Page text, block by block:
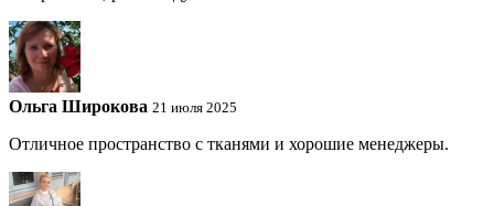
Ольга Широкова 21 июля 2025
Отличное пространство с тканями и хорошие менеджеры.